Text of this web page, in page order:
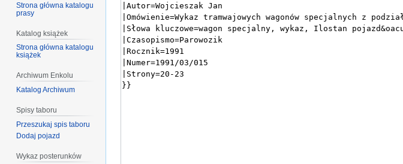
Strona główna katalogu
prasy
Katalog książek
Strona główna katalogu
książek
Archiwum Enkolu
Katalog Archiwum
Spisy taboru
Przeszukaj spis taboru
Dodaj pojazd
Wykaz posterunków